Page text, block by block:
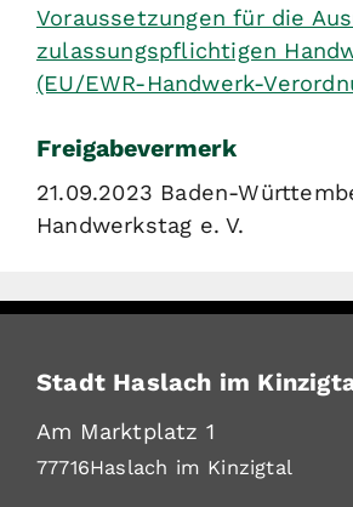
Voraussetzungen für die
zulassungspflichtigen
(EU/EWR-Handwerk-
Freigabevermerk
21.09.2023 Baden-
Handwerkstag e. V.
Stadt Haslach im
Am Marktplatz 1
77716Haslach im Kinzigtal